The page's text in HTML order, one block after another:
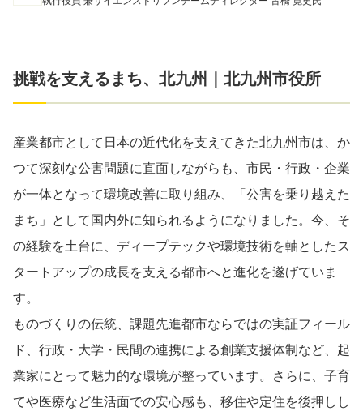
挑戦を支えるまち、北九州｜北九州市役所
産業都市として日本の近代化を支えてきた北九州市は、か
つて深刻な公害問題に直面しながらも、市民・行政・企業
が一体となって環境改善に取り組み、「公害を乗り越えた
まち」として国内外に知られるようになりました。今、そ
の経験を土台に、ディープテックや環境技術を軸としたス
タートアップの成長を支える都市へと進化を遂げていま
す。
ものづくりの伝統、課題先進都市ならではの実証フィール
ド、行政・大学・民間の連携による創業支援体制など、起
業家にとって魅力的な環境が整っています。さらに、子育
てや医療など生活面での安心感も、移住や定住を後押しし